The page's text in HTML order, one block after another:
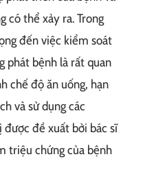
có thể xảy ra. Trong
đến việc kiểm soát
phát bệnh là rất quan
chế độ ăn uống, hạn
và sử dụng các
đề xuất bởi bác sĩ
triệu chứng của bệnh